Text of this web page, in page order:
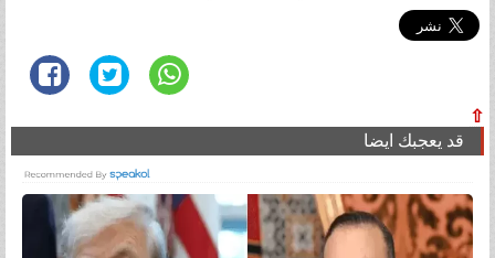
⇧
قد يعجبك ايضا